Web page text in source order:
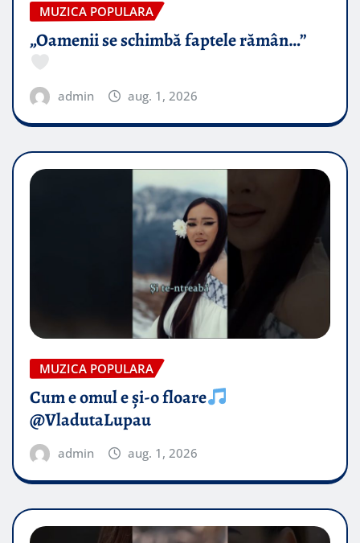
MUZICA POPULARA
„Oamenii se schimbă faptele rămân…”
admin aug. 1, 2026
MUZICA POPULARA
Cum e omul e și-o floare
@VladutaLupau
admin aug. 1, 2026